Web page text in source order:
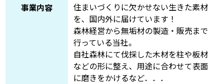
事業内容
住まいづくりに欠かせない生きた素材
を、国内外に届けています！
森林経営から無垢材の製造・販売まで
行っている当社。
自社森林にて伐採した木材を柱や板材
などの形に整え、用途に合わせて表面
に磨きをかけるなど．．．